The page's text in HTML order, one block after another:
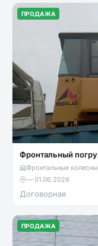
ПРОДАЖА
Фронтальный
Фронтальные
—·01.06.2026
Договорная
ПРОДАЖА